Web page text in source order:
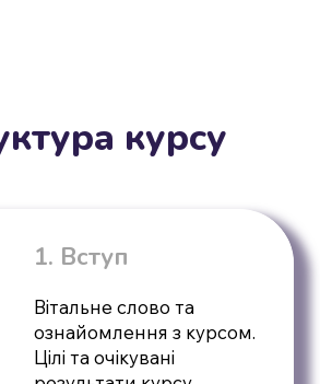
курсу
1. Вступ
Вітальне слово та
ознайомлення з курсом.
Цілі та очікувані